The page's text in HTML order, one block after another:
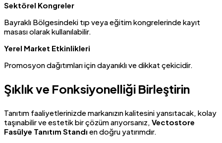
Sektörel Kongreler
Bayraklı Bölgesindeki tıp veya eğitim kongrelerinde kayıt
masası olarak kullanılabilir.
Yerel Market Etkinlikleri
Promosyon dağıtımları için dayanıklı ve dikkat çekicidir.
Şıklık ve Fonksiyonelliği Birleştirin
Tanıtım faaliyetlerinizde markanızın kalitesini yansıtacak, kolay
taşınabilir ve estetik bir çözüm arıyorsanız, Vectostore
Fasülye Tanıtım Standı en doğru yatırımdır.